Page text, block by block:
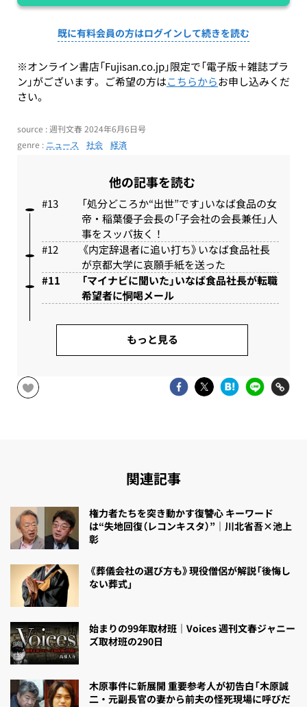
既に有料会員の方はログインして続きを読む
※オンライン書店「Fujisan.co.jp」限定で「電子版＋雑誌プラ
ン」がございます。ご希望の方はこちらからお申し込みくだ
さい。
source : 週刊文春 2024年6月6日号
genre : ニュース 社会 経済
他の記事を読む
「処分どころか“出世”です」いなば食品の女
帝・稲葉優子会長の「子会社の会長兼任」人
事をスッパ抜く！
《内定辞退者に追い打ち》いなば食品社長
が京都大学に哀願手紙を送った
「マイナビに聞いた」いなば食品社長が転職
希望者に恫喝メール
もっと見る
関連記事
権力者たちを突き動かす復讐心 キーワード
は“失地回復（レコンキスタ）”｜川北省吾×池上
彰
《葬儀会社の選び方も》現役僧侶が解説「後悔し
ない葬式」
始まりの99年取材班｜Voices 週刊文春ジャニー
ズ取材班の290日
木原事件に新展開 重要参考人が初告白「木原誠
二・元副長官の妻から前夫の怪死現場に呼びだ